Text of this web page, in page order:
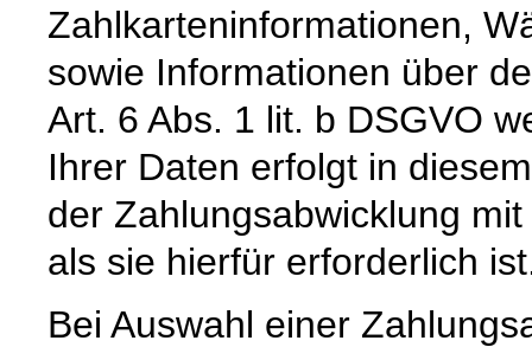
Zahlkarteninformationen,
sowie Informationen über
Art. 6 Abs. 1 lit. b DSGVO
Ihrer Daten erfolgt in
der Zahlungsabwicklung
als sie hierfür erforderlich
Bei Auswahl einer